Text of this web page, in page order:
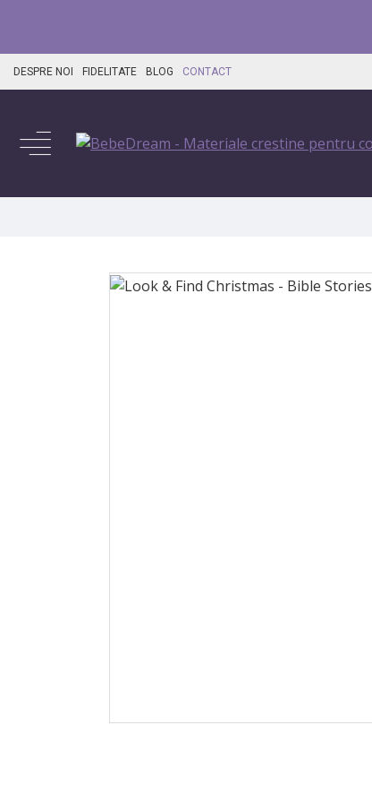
DESPRE NOI FIDELITATE BLOG CONTACT